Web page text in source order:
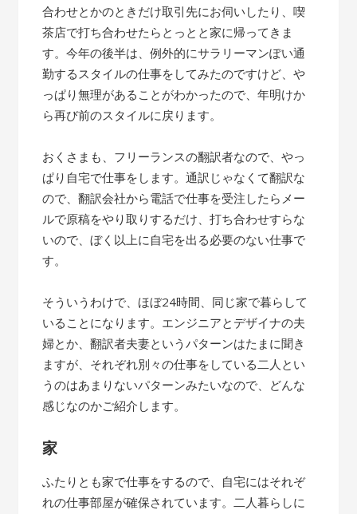
合わせとかのときだけ取引先にお伺いしたり、喫
茶店で打ち合わせたらとっとと家に帰ってきま
す。今年の後半は、例外的にサラリーマンぽい通
勤するスタイルの仕事をしてみたのですけど、や
っぱり無理があることがわかったので、年明けか
ら再び前のスタイルに戻ります。
おくさまも、フリーランスの翻訳者なので、やっ
ぱり自宅で仕事をします。通訳じゃなくて翻訳な
ので、翻訳会社から電話で仕事を受注したらメー
ルで原稿をやり取りするだけ、打ち合わせすらな
いので、ぼく以上に自宅を出る必要のない仕事で
す。
そういうわけで、ほぼ24時間、同じ家で暮らして
いることになります。エンジニアとデザイナの夫
婦とか、翻訳者夫妻というパターンはたまに聞き
ますが、それぞれ別々の仕事をしている二人とい
うのはあまりないパターンみたいなので、どんな
感じなのかご紹介します。
家
ふたりとも家で仕事をするので、自宅にはそれぞ
れの仕事部屋が確保されています。二人暮らしに